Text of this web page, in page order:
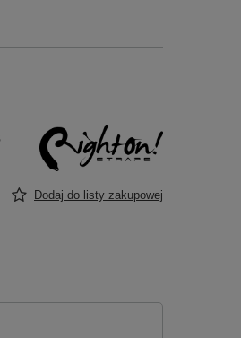
Dodaj do listy zakupowej